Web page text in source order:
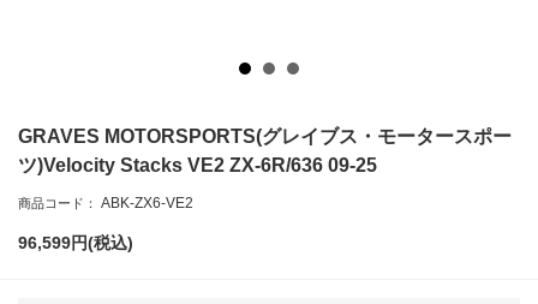
GRAVES MOTORSPORTS(グレイブス・モータースポー
ツ)Velocity Stacks VE2 ZX-6R/636 09-25
商品コード： ABK-ZX6-VE2
96,599円(税込)